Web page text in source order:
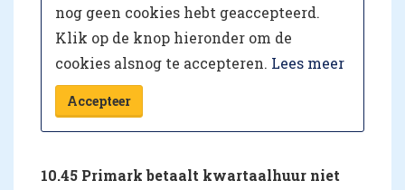
nog geen cookies hebt geaccepteerd.
Klik op de knop hieronder om de
cookies alsnog te accepteren. Lees meer
Accepteer
10.45 Primark betaalt kwartaalhuur niet